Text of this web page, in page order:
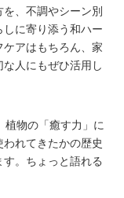
、不調やシーン別
に寄り添う和ハー
アはもちろん、家
人にもぜひ活用し
植物の「癒す力」に
れてきたかの歴史
。ちょっと語れる